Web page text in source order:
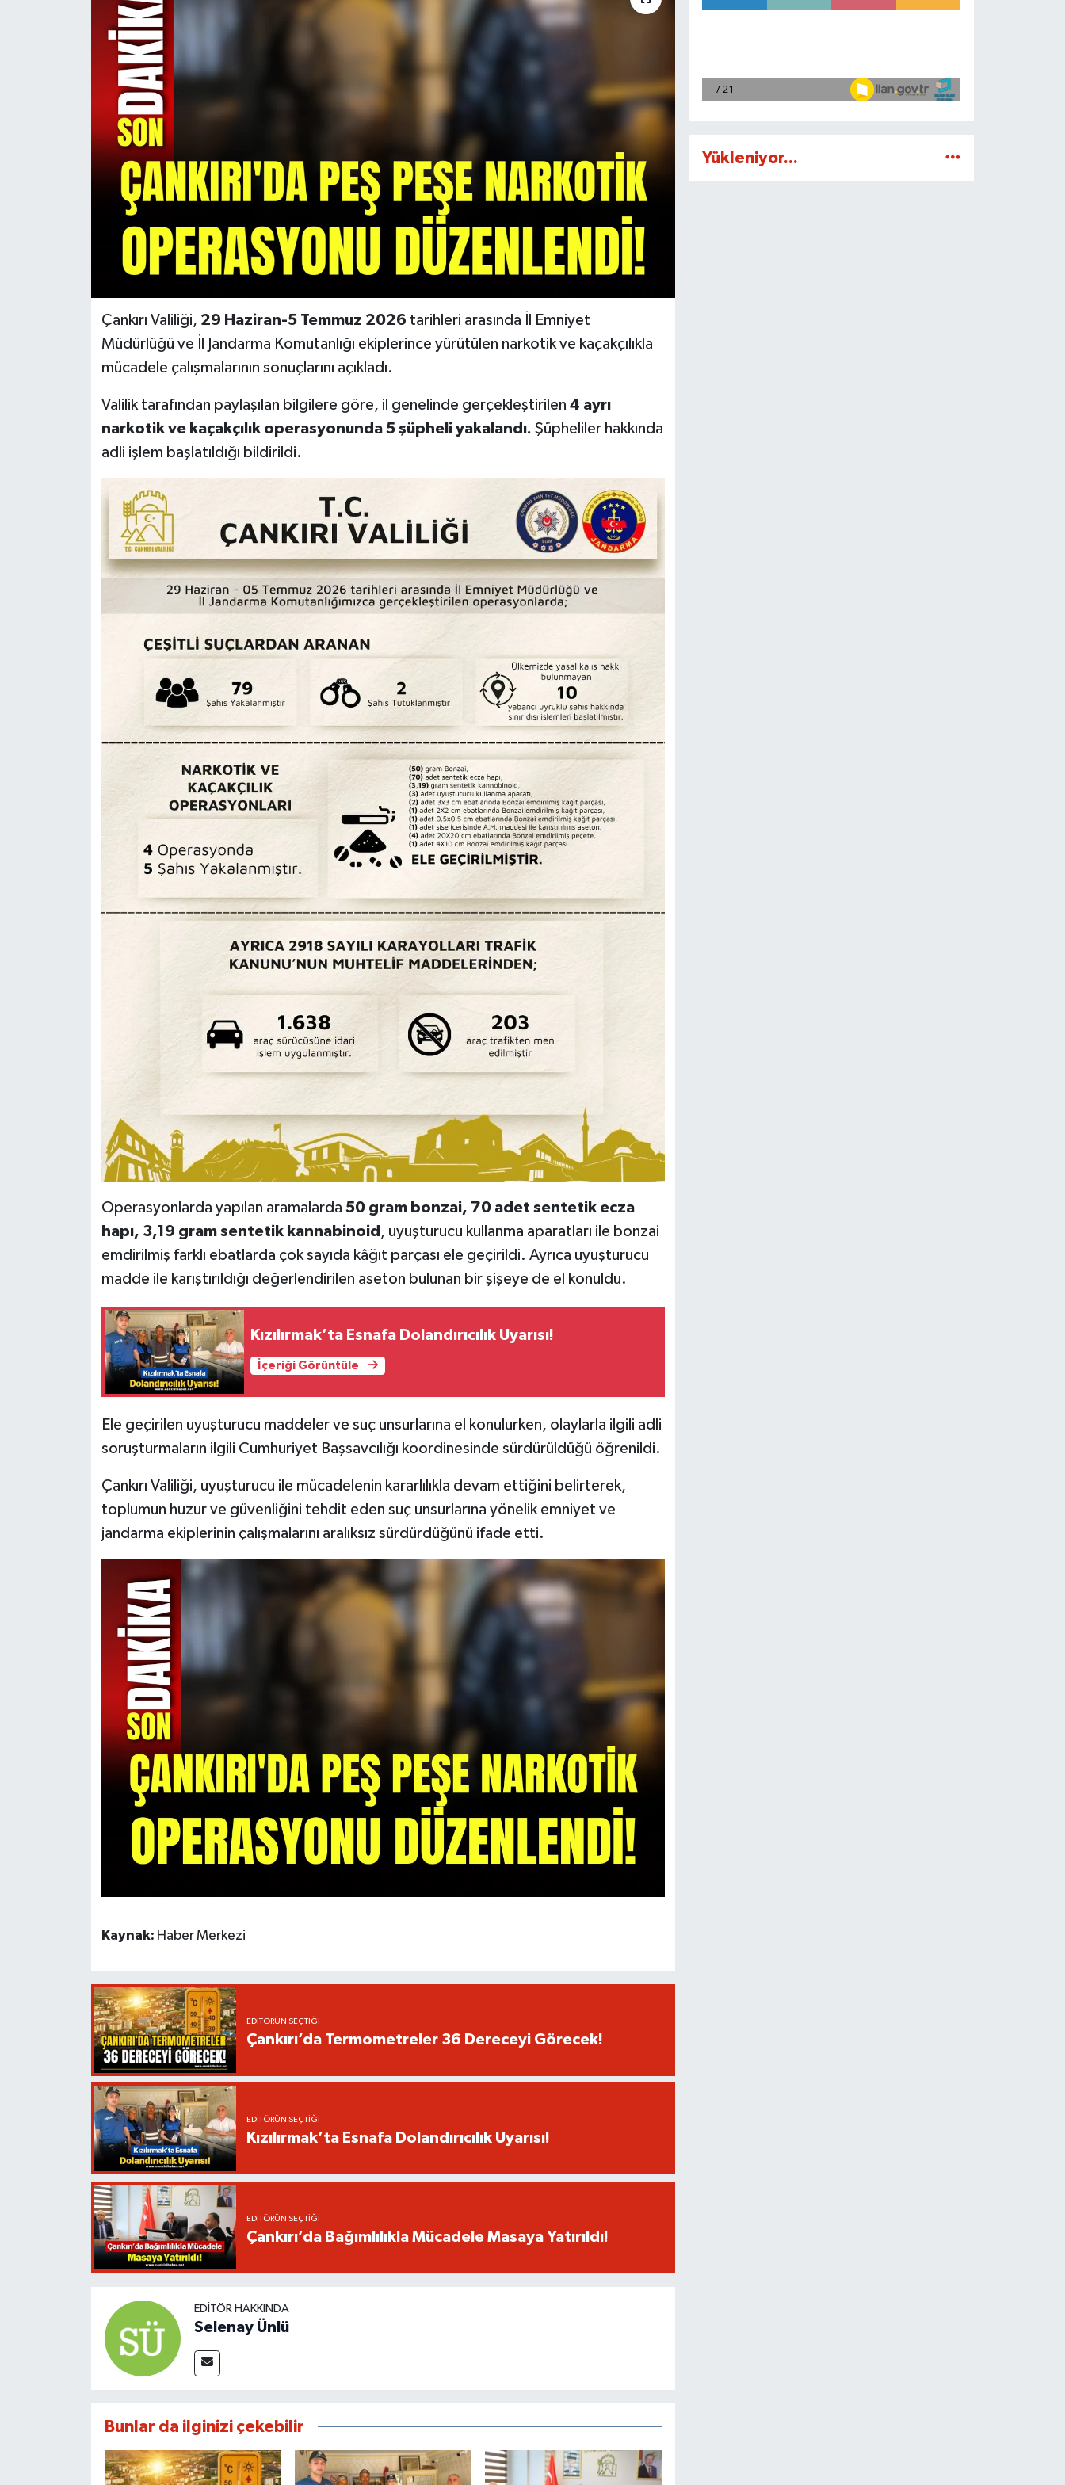
Çankırı Valiliği, 29 Haziran-5 Temmuz 2026 tarihleri arasında İl Emniyet
Müdürlüğü ve İl Jandarma Komutanlığı ekiplerince yürütülen narkotik ve kaçakçılıkla
mücadele çalışmalarının sonuçlarını açıkladı.
Valilik tarafından paylaşılan bilgilere göre, il genelinde gerçekleştirilen 4 ayrı
narkotik ve kaçakçılık operasyonunda 5 şüpheli yakalandı. Şüpheliler hakkında
adli işlem başlatıldığı bildirildi.
Operasyonlarda yapılan aramalarda 50 gram bonzai, 70 adet sentetik ecza
hapı, 3,19 gram sentetik kannabinoid , uyuşturucu kullanma aparatları ile bonzai
emdirilmiş farklı ebatlarda çok sayıda kâğıt parçası ele geçirildi. Ayrıca uyuşturucu
madde ile karıştırıldığı değerlendirilen aseton bulunan bir şişeye de el konuldu.
Kızılırmak’ta Esnafa Dolandırıcılık Uyarısı!
İçeriği Görüntüle
Ele geçirilen uyuşturucu maddeler ve suç unsurlarına el konulurken, olaylarla ilgili adli
soruşturmaların ilgili Cumhuriyet Başsavcılığı koordinesinde sürdürüldüğü öğrenildi.
Çankırı Valiliği, uyuşturucu ile mücadelenin kararlılıkla devam ettiğini belirterek,
toplumun huzur ve güvenliğini tehdit eden suç unsurlarına yönelik emniyet ve
jandarma ekiplerinin çalışmalarını aralıksız sürdürdüğünü ifade etti.
Kaynak: Haber Merkezi
EDITÖRÜN SEÇTIĞI
Çankırı’da Termometreler 36 Dereceyi Görecek!
EDITÖRÜN SEÇTIĞI
Kızılırmak’ta Esnafa Dolandırıcılık Uyarısı!
EDITÖRÜN SEÇTIĞI
Çankırı’da Bağımlılıkla Mücadele Masaya Yatırıldı!
EDITÖR HAKKINDA
Selenay Ünlü
Bunlar da ilginizi çekebilir
Yükleniyor...
KÜLTÜR SANAT
VİZYONDAKİLER